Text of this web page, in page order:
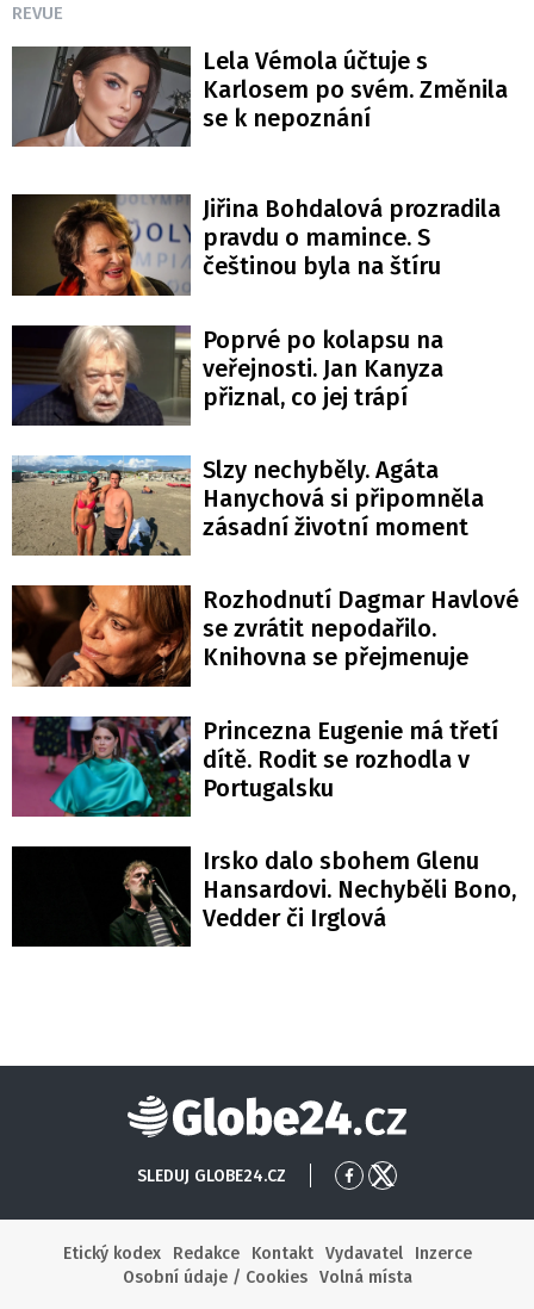
REVUE
Lela Vémola účtuje s
Karlosem po svém. Změnila
se k nepoznání
Jiřina Bohdalová prozradila
pravdu o mamince. S
češtinou byla na štíru
Poprvé po kolapsu na
veřejnosti. Jan Kanyza
přiznal, co jej trápí
Slzy nechyběly. Agáta
Hanychová si připomněla
zásadní životní moment
Rozhodnutí Dagmar Havlové
se zvrátit nepodařilo.
Knihovna se přejmenuje
Princezna Eugenie má třetí
dítě. Rodit se rozhodla v
Portugalsku
Irsko dalo sbohem Glenu
Hansardovi. Nechyběli Bono,
Vedder či Irglová
Globe24
SLEDUJ GLOBE24.CZ
Přejít
Facebook
Přejít
X
Etický kodex
Redakce Kontakt Vydavatel
Inzerce
Osobní údaje / Cookies
Volná místa